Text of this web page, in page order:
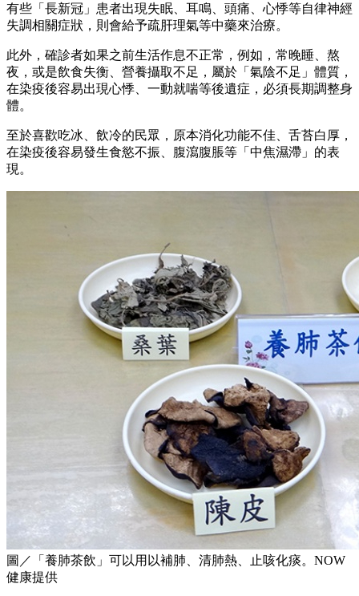
有些「長新冠」患者出現失眠、耳鳴、頭痛、心悸等自律神經
失調相關症狀，則會給予疏肝理氣等中藥來治療。
此外，確診者如果之前生活作息不正常，例如，常晚睡、熬
夜，或是飲食失衡、營養攝取不足，屬於「氣陰不足」體質，
在染疫後容易出現心悸、一動就喘等後遺症，必須長期調整身
體。
至於喜歡吃冰、飲冷的民眾，原本消化功能不佳、舌苔白厚，
在染疫後容易發生食慾不振、腹瀉腹脹等「中焦濕滯」的表
現。
圖／「養肺茶飲」可以用以補肺、清肺熱、止咳化痰。NOW
健康提供